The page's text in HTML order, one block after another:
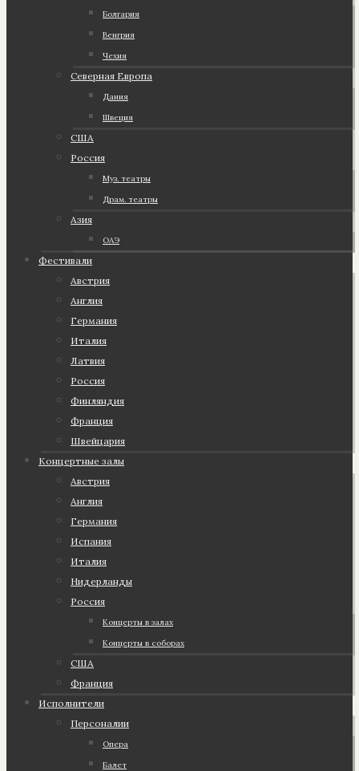
Болгария
Венгрия
Чехия
Северная Европа
Дания
Швеция
США
Россия
Муз. театры
Драм. театры
Азия
ОАЭ
Фестивали
Австрия
Англия
Германия
Италия
Латвия
Россия
Финляндия
Франция
Швейцария
Концертные залы
Австрия
Англия
Германия
Испания
Италия
Нидерланды
Россия
Концерты в залах
Концерты в соборах
США
Франция
Исполнители
Персоналии
Опера
Балет